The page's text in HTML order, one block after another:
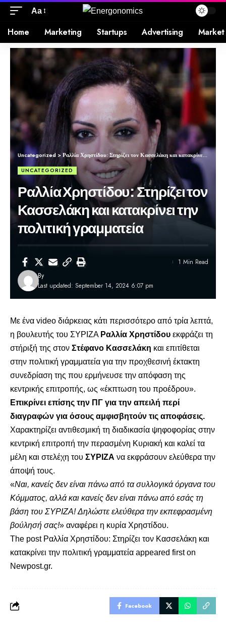
Aa
Home Marketing Startups Advertising Market
Uncategorized >Ραλλία Χρηστίδου: Στηρίζει τον Κασσελάκη και κατακρίνει την πολιτική γραμματεία
UNCATEGORIZED
Ραλλία Χρηστίδου: Στηρίζει τον
Κασσελάκη και κατακρίνει την
πολιτική γραμματεία
Last updated: September 14, 2024 6:07 pm
By
1 Min Read
Με ένα video διάρκειας κάτι περισσότερο από τρία λεπτά,
η βουλευτής του ΣΥΡΙΖΑ Ραλλία Χρηστίδου εκφράζει τη
στήριξή της στον Στέφανο Κασσελάκη και επιτίθεται
στην πολιτική γραμματεία για την προχθεσινή έκτακτη
συνεδρίαση της που ερμήνευσε την απόφαση της
κεντρικής επιτροπής, ως «έκπτωση του προέδρου».
Επικρίνει επίσης την ΠΓ για την απειλή περί
διαγραφών για όσους αμφισβητούν τις αποφάσεις.
Χαρακτηρίζει αντιθεσμική τη διαδικασία ψηφοφορίας στην
κεντρική επιτροπή την περασμένη Κυριακή και καλεί τα
μέλη και στελέχη του ΣΥΡΙΖΑ να εκφράσουν ελεύθερα την
άποψή τους.
«Ναι, κανείς δεν είναι πάνω από τα συλλογικά όργανα του
Κόμματος, αλλά και κανείς δεν είναι πάνω από εσάς τη
βάση του ΣΥΡΙΖΑ! Δηλώστε ελεύθερα την εκπεφρασμένη
βούλησή σας!» αναφέρει η κυρία Χρηστίδου.
The post Ραλλία Χρηστίδου: Στηρίζει τον Κασσελάκη και
κατακρίνει την πολιτική γραμματεία appeared first on
Newpost.gr.
Facebook